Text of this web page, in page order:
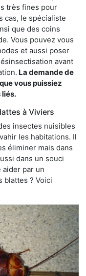
très fines pour
cas, le spécialiste
que des coins
Vous pouvez vous
et aussi poser
avant
La demande de
vous puissiez
liés.
à Viviers
insectes nuisibles
les habitations. Il
éliminer mais dans
dans un souci
par un
blattes ? Voici